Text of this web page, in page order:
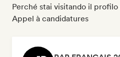
Perché stai visitando il
Appel à candidatures